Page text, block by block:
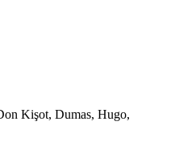
Kişot, Dumas, Hugo,